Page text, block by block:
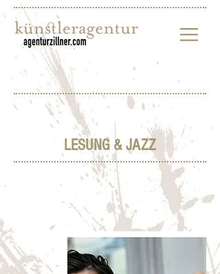
LESUNG & JAZZ